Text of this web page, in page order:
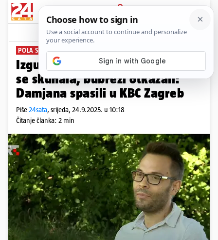
PRIJAVA
News Komentari
POLA SATA NA 90 STUPNJEVA
Izgubio svijest u sauni. Jetra mu
se skuhala, bubrezi otkazali:
Damjana spasili u KBC Zagreb
Piše24sata, srijeda, 24.9.2025. u 10:18
Čitanje članka: 2 min